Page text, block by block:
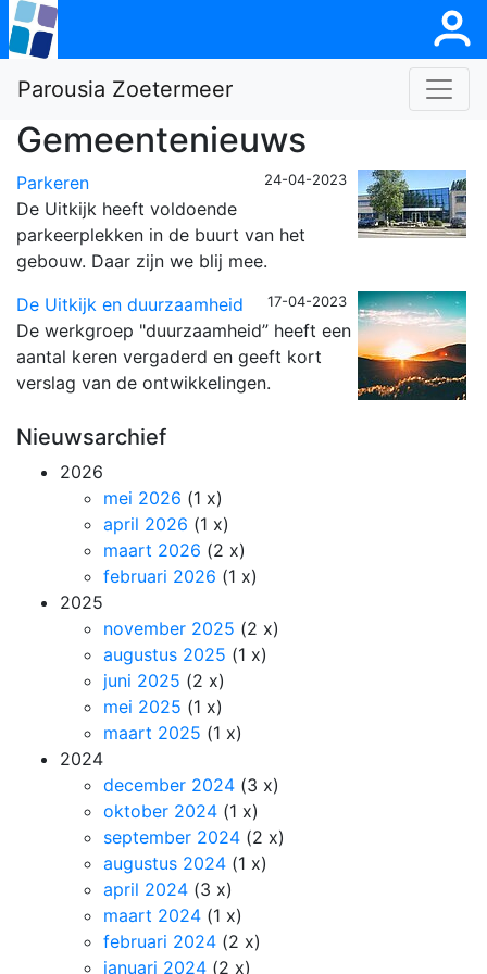
Parousia Zoetermeer
Gemeentenieuws
Parkeren 24-04-2023
De Uitkijk heeft voldoende
parkeerplekken in de buurt van het
gebouw. Daar zijn we blij mee.
De Uitkijk en duurzaamheid
17-04-2023
De werkgroep "duurzaamheid” heeft een
aantal keren vergaderd en geeft kort
verslag van de ontwikkelingen.
Nieuwsarchief
2026
mei 2026 (1 x)
april 2026 (1 x)
maart 2026 (2 x)
februari 2026 (1 x)
2025
november 2025 (2 x)
augustus 2025 (1 x)
juni 2025 (2 x)
mei 2025 (1 x)
maart 2025 (1 x)
2024
december 2024 (3 x)
oktober 2024 (1 x)
september 2024 (2 x)
augustus 2024 (1 x)
april 2024 (3 x)
maart 2024 (1 x)
februari 2024 (2 x)
januari 2024 (2 x)